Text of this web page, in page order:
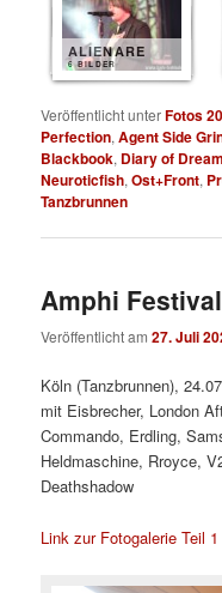
ALIENARE
6 BILDER
Veröffentlicht unterFotos
Perfection,Agent Side
Blackbook, Diary of
Neuroticfish,Ost+Front,
Tanzbrunnen
Amphi
Veröffentlicht am27. Juli
Köln (Tanzbrunnen),
mit Eisbrecher, London
Commando, Erdling,
Heldmaschine, Rroyce,
Deathshadow
Link zur Fotogalerie Teil 1